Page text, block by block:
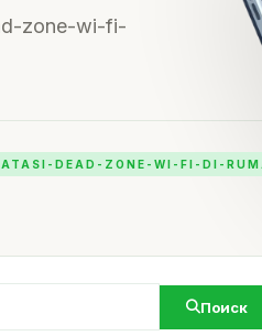
zone-wi-fi-
DEAD-ZONE-WI-FI-DI-
Поиск